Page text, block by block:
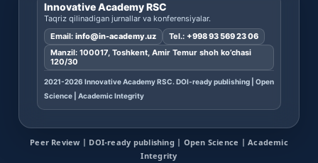
Innovative Academy RSC
Taqriz qilinadigan jurnallar va konferensiyalar.
Email: info@in-academy.uz Tel.: +998 93 569 23 06
Manzil: 100017, Toshkent, Amir Temur shoh ko’chasi
120/30
2021-2026 Innovative Academy RSC. DOI-ready publishing | Open
Science | Academic Integrity